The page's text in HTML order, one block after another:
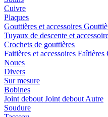
Cuivre
Plaques
Gouttières et accessoires
Tuyaux de descente et
Crochets de gouttières
Faitières et accessoires Faîtières
Noues
Divers
Sur mesure
Bobines
Joint debout Joint debout Autre
Soudure